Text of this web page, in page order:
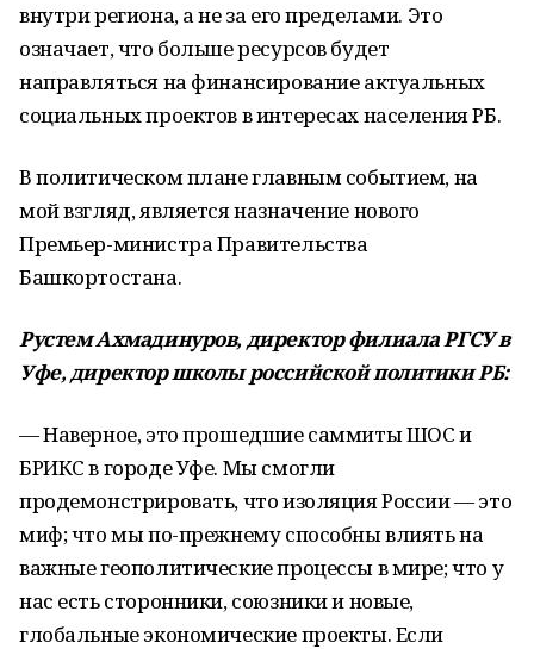
внутри региона, а не за его пределами. Это
означает, что больше ресурсов будет
направляться на финансирование актуальных
социальных проектов в интересах населения РБ.
В политическом плане главным событием, на
мой взгляд, является назначение нового
Премьер-министра Правительства
Башкортостана.
Рустем Ахмадинуров, директор филиала РГСУ в
Уфе, директор школы российской политики РБ:
— Наверное, это прошедшие саммиты ШОС и
БРИКС в городе Уфе. Мы смогли
продемонстрировать, что изоляция России — это
миф; что мы по-прежнему способны влиять на
важные геополитические процессы в мире; что у
нас есть сторонники, союзники и новые,
глобальные экономические проекты. Если